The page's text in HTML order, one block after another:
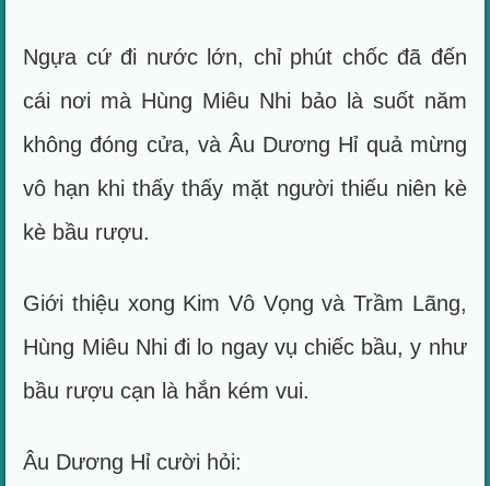
Ngựa cứ đi nước lớn, chỉ phút chốc đã đến
cái nơi mà Hùng Miêu Nhi bảo là suốt năm
không đóng cửa, và Âu Dương Hỉ quả mừng
vô hạn khi thấy thấy mặt người thiếu niên kè
kè bầu rượu.
Giới thiệu xong Kim Vô Vọng và Trầm Lãng,
Hùng Miêu Nhi đi lo ngay vụ chiếc bầu, y như
bầu rượu cạn là hắn kém vui.
Âu Dương Hỉ cười hỏi: